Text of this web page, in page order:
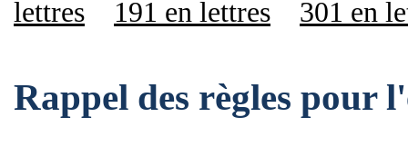
lettres
191 en lettres 301 en
Rappel des règles pour